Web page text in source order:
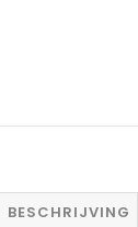
BESCHRIJVING